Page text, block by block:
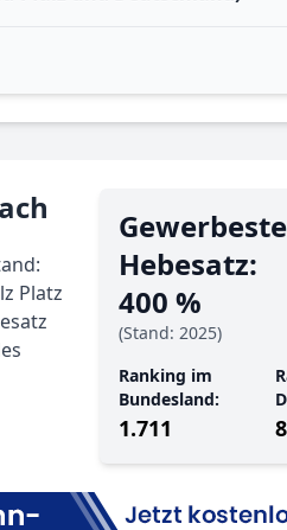
Platz
Hebe­satz:
400 %
(Stand: 2025)
Ranking im
Bundesland:
1.711